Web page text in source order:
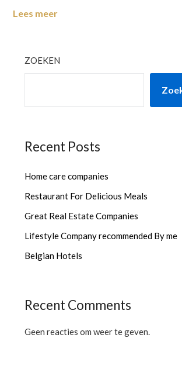
Lees meer
ZOEKEN
Recent Posts
Home care companies
Restaurant For Delicious Meals
Great Real Estate Companies
Lifestyle Company recommended By me
Belgian Hotels
Recent Comments
Geen reacties om weer te geven.